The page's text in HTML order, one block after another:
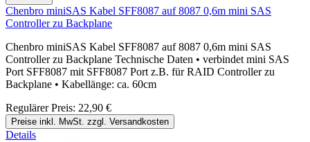
Chenbro miniSAS Kabel SFF8087 auf 8087 0,6m mini SAS
Controller zu Backplane
Chenbro miniSAS Kabel SFF8087 auf 8087 0,6m mini SAS
Controller zu Backplane Technische Daten • verbindet mini SAS
Port SFF8087 mit SFF8087 Port z.B. für RAID Controller zu
Backplane • Kabellänge: ca. 60cm
Regulärer Preis: 22,90 €
Preise inkl. MwSt. zzgl. Versandkosten
Details